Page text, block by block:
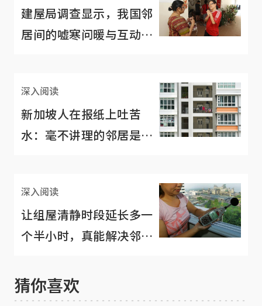
建屋局调查显示，我国邻
居间的嘘寒问暖与互动变
深入阅读
新加坡人在报纸上吐苦
水：毫不讲理的邻居是一
深入阅读
让组屋清静时段延长多一
个半小时，真能解决邻里
猜你喜欢